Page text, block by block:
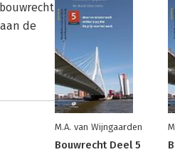
de
M.A. van Wijngaarden
Bouwrecht Deel 5